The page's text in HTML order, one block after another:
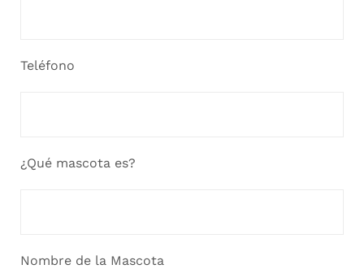
Teléfono
¿Qué mascota es?
Nombre de la Mascota